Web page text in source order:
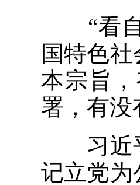
“看自
国特色
本宗旨
署，有没
习近平
记立党为